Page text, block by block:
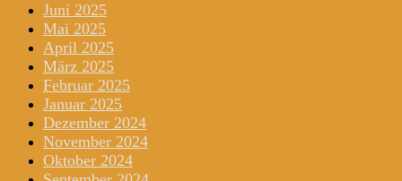
Juni 2025
Mai 2025
April 2025
März 2025
Februar 2025
Januar 2025
Dezember 2024
November 2024
Oktober 2024